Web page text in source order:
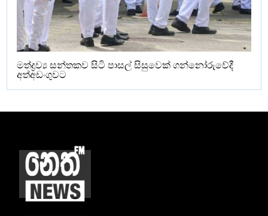
මත්ද්‍රව්‍ය සන්තකව සිටි පාසල් සිසුවෙක් ගන්නෝරුවේදී
අත්අඩංගුවට